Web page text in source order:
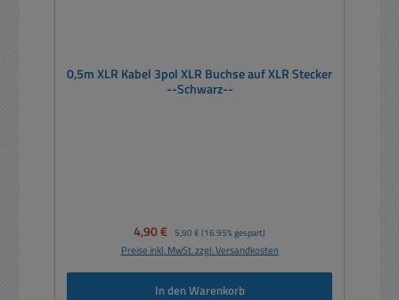
0,5m XLR Kabel 3pol XLR Buchse auf XLR Stecker
--Schwarz--
Verkaufspreis:
4,90 € Regulärer Preis:
5,90 € (16.95% gespart)
Preise inkl. MwSt. zzgl. Versandkosten
In den Warenkorb